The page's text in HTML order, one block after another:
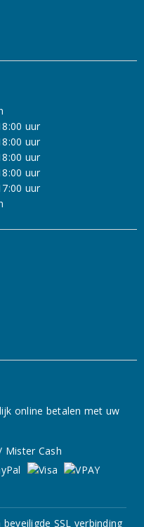
uur
uur
uur
uur
uur
online betalen met uw
SSL verbinding